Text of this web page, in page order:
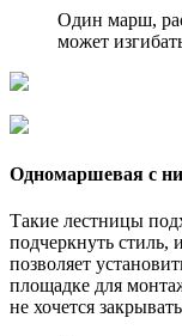
Один марш,
может
Одномаршевая с
Такие лестницы
подчеркнуть стиль,
позволяет
площадке для
не хочется